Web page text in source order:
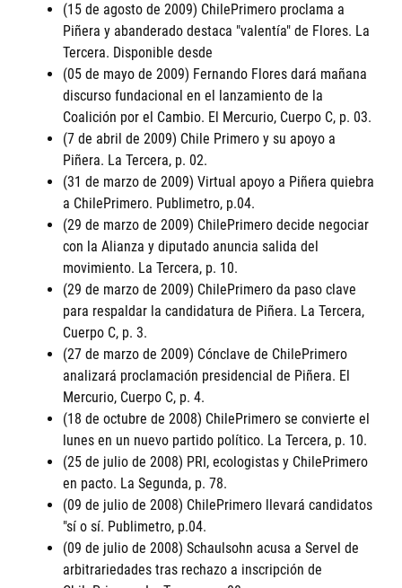
(15 de agosto de 2009) ChilePrimero proclama a
Piñera y abanderado destaca "valentía" de Flores. La
Tercera. Disponible desde
(05 de mayo de 2009) Fernando Flores dará mañana
discurso fundacional en el lanzamiento de la
Coalición por el Cambio. El Mercurio, Cuerpo C, p. 03.
(7 de abril de 2009) Chile Primero y su apoyo a
Piñera. La Tercera, p. 02.
(31 de marzo de 2009) Virtual apoyo a Piñera quiebra
a ChilePrimero. Publimetro, p.04.
(29 de marzo de 2009) ChilePrimero decide negociar
con la Alianza y diputado anuncia salida del
movimiento. La Tercera, p. 10.
(29 de marzo de 2009) ChilePrimero da paso clave
para respaldar la candidatura de Piñera. La Tercera,
Cuerpo C, p. 3.
(27 de marzo de 2009) Cónclave de ChilePrimero
analizará proclamación presidencial de Piñera. El
Mercurio, Cuerpo C, p. 4.
(18 de octubre de 2008) ChilePrimero se convierte el
lunes en un nuevo partido político. La Tercera, p. 10.
(25 de julio de 2008) PRI, ecologistas y ChilePrimero
en pacto. La Segunda, p. 78.
(09 de julio de 2008) ChilePrimero llevará candidatos
"sí o sí. Publimetro, p.04.
(09 de julio de 2008) Schaulsohn acusa a Servel de
arbitrariedades tras rechazo a inscripción de